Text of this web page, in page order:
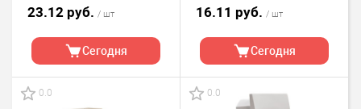
23.12 руб. / шт
Сегодня
16.11 руб. / шт
Сегодня
0.0 0.0